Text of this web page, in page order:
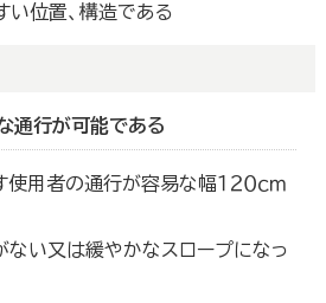
い位置、構造である
通行が可能である
用者の通行が容易な幅１２０ｃｍ
ない又は緩やかなスロープになっ